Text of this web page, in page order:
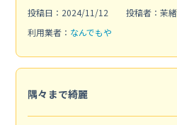
投稿日：2024/11/12
投稿者：茉緒
利用業者： なんでもや
隅々まで綺麗